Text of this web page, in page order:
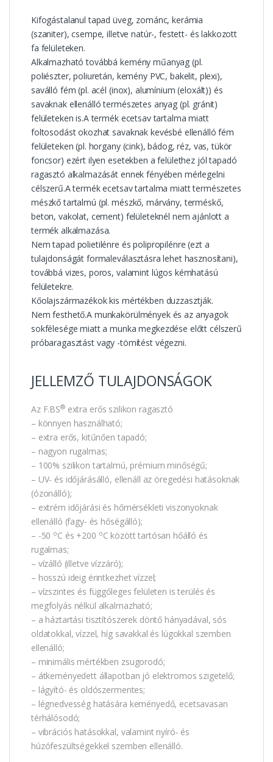
Kifogástalanul tapad üveg, zománc, kerámia
(szaniter), csempe, illetve natúr-, festett- és lakkozott
fa felületeken.
Alkalmazható továbbá kemény műanyag (pl.
poliészter, poliuretán, kemény PVC, bakelit, plexi),
saválló fém (pl. acél (inox), alumínium (eloxált)) és
savaknak ellenálló természetes anyag (pl. gránit)
felületeken is.A termék ecetsav tartalma miatt
foltosodást okozhat savaknak kevésbé ellenálló fém
felületeken (pl. horgany (cink), bádog, réz, vas, tükör
foncsor) ezért ilyen esetekben a felülethez jól tapadó
ragasztó alkalmazását ennek fényében mérlegelni
célszerű.A termék ecetsav tartalma miatt természetes
mészkő tartalmú (pl. mészkő, márvány, terméskő,
beton, vakolat, cement) felületeknél nem ajánlott a
termék alkalmazása.
Nem tapad polietilénre és polipropilénre (ezt a
tulajdonságát formaleválasztásra lehet hasznosítani),
továbbá vizes, poros, valamint lúgos kémhatású
felületekre.
Kőolajszármazékok kis mértékben duzzasztják.
Nem festhető.A munkakörülmények és az anyagok
sokfélesége miatt a munka megkezdése előtt célszerű
próbaragasztást vagy -tömítést végezni.
JELLEMZŐ TULAJDONSÁGOK
Az F.BS®extra erős szilikon ragasztó
– könnyen használható;
– extra erős, kitűnően tapadó;
– nagyon rugalmas;
– 100% szilikon tartalmú, prémium minőségű;
– UV- és időjárásálló, ellenáll az öregedési hatásoknak
(ózonálló);
– extrém időjárási és hőmérsékleti viszonyoknak
ellenálló (fagy- és hőségálló);
– -50 oC és +200 oC között tartósan hőálló és
rugalmas;
– vízálló (illetve vízzáró);
– hosszú ideig érintkezhet vízzel;
– vízszintes és függőleges felületen is terülés és
megfolyás nélkül alkalmazható;
– a háztartási tisztítószerek döntő hányadával, sós
oldatokkal, vízzel, híg savakkal és lúgokkal szemben
ellenálló;
– minimális mértékben zsugorodó;
– átkeményedett állapotban jó elektromos szigetelő;
– lágyító- és oldószermentes;
– légnedvesség hatására keményedő, ecetsavasan
térhálósodó;
– vibrációs hatásokkal, valamint nyíró- és
húzófeszültségekkel szemben ellenálló.